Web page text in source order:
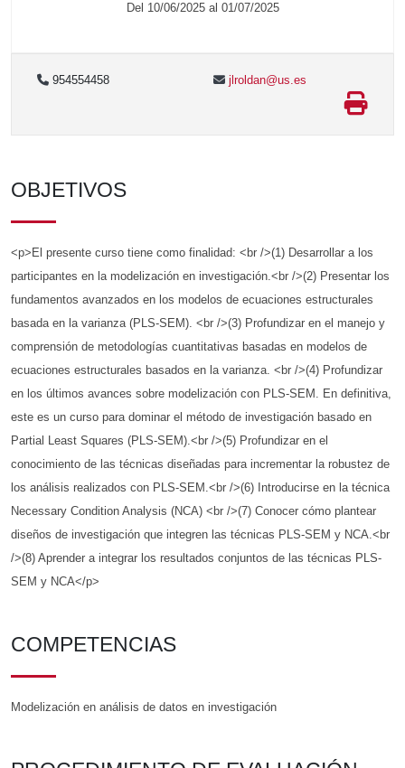
Del 10/06/2025 al 01/07/2025
954554458 jlroldan@us.es
OBJETIVOS
<p>El presente curso tiene como finalidad: <br />(1) Desarrollar a los
participantes en la modelización en investigación.<br />(2) Presentar los
fundamentos avanzados en los modelos de ecuaciones estructurales
basada en la varianza (PLS-SEM). <br />(3) Profundizar en el manejo y
comprensión de metodologías cuantitativas basadas en modelos de
ecuaciones estructurales basados en la varianza. <br />(4) Profundizar
en los últimos avances sobre modelización con PLS-SEM. En definitiva,
este es un curso para dominar el método de investigación basado en
Partial Least Squares (PLS-SEM).<br />(5) Profundizar en el
conocimiento de las técnicas diseñadas para incrementar la robustez de
los análisis realizados con PLS-SEM.<br />(6) Introducirse en la técnica
Necessary Condition Analysis (NCA) <br />(7) Conocer cómo plantear
diseños de investigación que integren las técnicas PLS-SEM y NCA.<br
/>(8) Aprender a integrar los resultados conjuntos de las técnicas PLS-
SEM y NCA</p>
COMPETENCIAS
Modelización en análisis de datos en investigación